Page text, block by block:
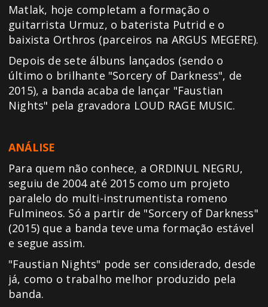
Matlak, hoje completam a formação o
guitarrista Urmuz, o baterista Putrid e o
baixista Orthros (parceiros na ARGUS MEGERE).
Depois de sete álbuns lançados (sendo o
último o brilhante "Sorcery of Darkness", de
2015), a banda acaba de lançar "Faustian
Nights" pela gravadora LOUD RAGE MUSIC.
ANÁLISE
Para quem não conhece, a ORDINUL NEGRU,
seguiu de 2004 até 2015 como um projeto
paralelo do multi-instrumentista romeno
Fulmineos. Só a partir de "Sorcery of Darkness"
(2015) que a banda teve uma formação estável
e segue assim.
"Faustian Nights" pode ser considerado, desde
já, como o trabalho melhor produzido pela
banda.